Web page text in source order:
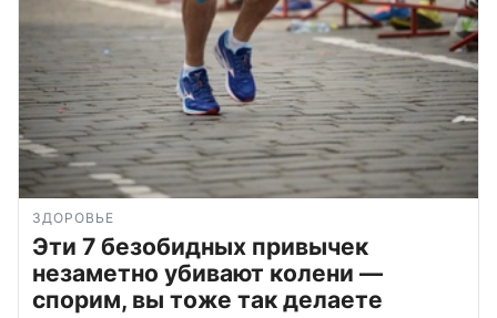
ЗДОРОВЬЕ
Эти 7 безобидных привычек
незаметно убивают колени —
спорим, вы тоже так делаете